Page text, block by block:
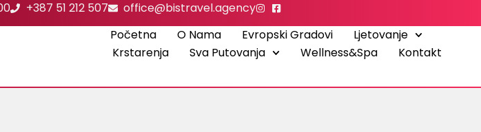
+387 51 212 507
office@bistravel.agency
Početna
O Nama Evropski Gradovi
Ljetovanje
Krstarenja
Sva Putovanja Wellness&Spa Kontakt